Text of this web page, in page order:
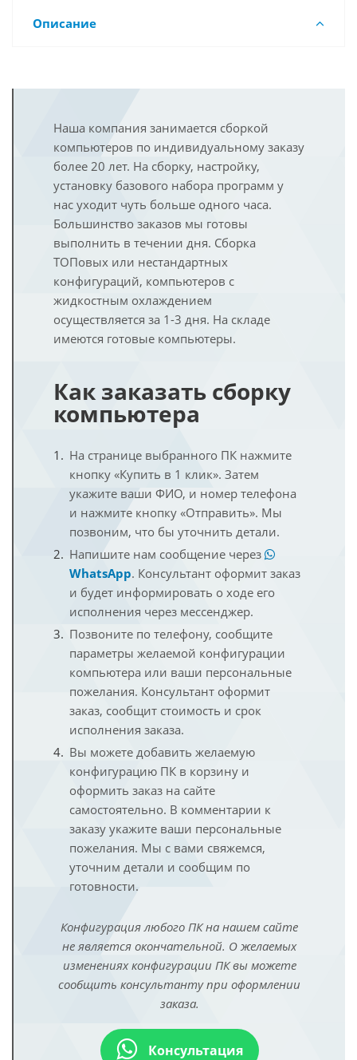
Описание
Наша компания занимается сборкой
компьютеров по индивидуальному заказу
более 20 лет. На сборку, настройку,
установку базового набора программ у
нас уходит чуть больше одного часа.
Большинство заказов мы готовы
выполнить в течении дня. Сборка
ТОПовых или нестандартных
конфигураций, компьютеров с
жидкостным охлаждением
осуществляется за 1-3 дня. На складе
имеются готовые компьютеры.
Как заказать сборку
компьютера
На странице выбранного ПК нажмите
кнопку «Купить в 1 клик». Затем
укажите ваши ФИО, и номер телефона
и нажмите кнопку «Отправить». Мы
позвоним, что бы уточнить детали.
Напишите нам сообщение через
WhatsApp. Консультант оформит заказ
и будет информировать о ходе его
исполнения через мессенджер.
Позвоните по телефону, сообщите
параметры желаемой конфигурации
компьютера или ваши персональные
пожелания. Консультант оформит
заказ, сообщит стоимость и срок
исполнения заказа.
Вы можете добавить желаемую
конфигурацию ПК в корзину и
оформить заказ на сайте
самостоятельно. В комментарии к
заказу укажите ваши персональные
пожелания. Мы с вами свяжемся,
уточним детали и сообщим по
готовности.
Конфигурация любого ПК на нашем сайте
не является окончательной. О желаемых
изменениях конфигурации ПК вы можете
сообщить консультанту при оформлении
заказа.
Консультация